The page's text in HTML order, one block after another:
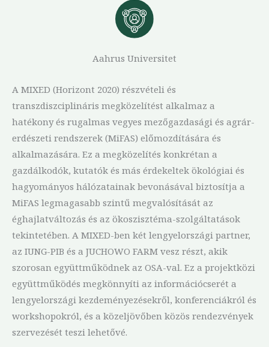
Aahrus Universitet
A MIXED (Horizont 2020) részvételi és
transzdiszciplináris megközelítést alkalmaz a
hatékony és rugalmas vegyes mezőgazdasági és agrár-
erdészeti rendszerek (MiFAS) előmozdítására és
alkalmazására. Ez a megközelítés konkrétan a
gazdálkodók, kutatók és más érdekeltek ökológiai és
hagyományos hálózatainak bevonásával biztosítja a
MiFAS legmagasabb szintű megvalósítását az
éghajlatváltozás és az ökoszisztéma-szolgáltatások
tekintetében. A MIXED-ben két lengyelországi partner,
az IUNG-PIB és a JUCHOWO FARM vesz részt, akik
szorosan együttműködnek az OSA-val. Ez a projektközi
együttműködés megkönnyíti az információcserét a
lengyelországi kezdeményezésekről, konferenciákról és
workshopokról, és a közeljövőben közös rendezvények
szervezését teszi lehetővé.